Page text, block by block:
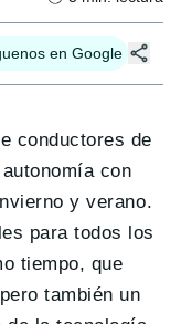
en Google
conductores de
con
y verano.
para todos los
tiempo, que
también un